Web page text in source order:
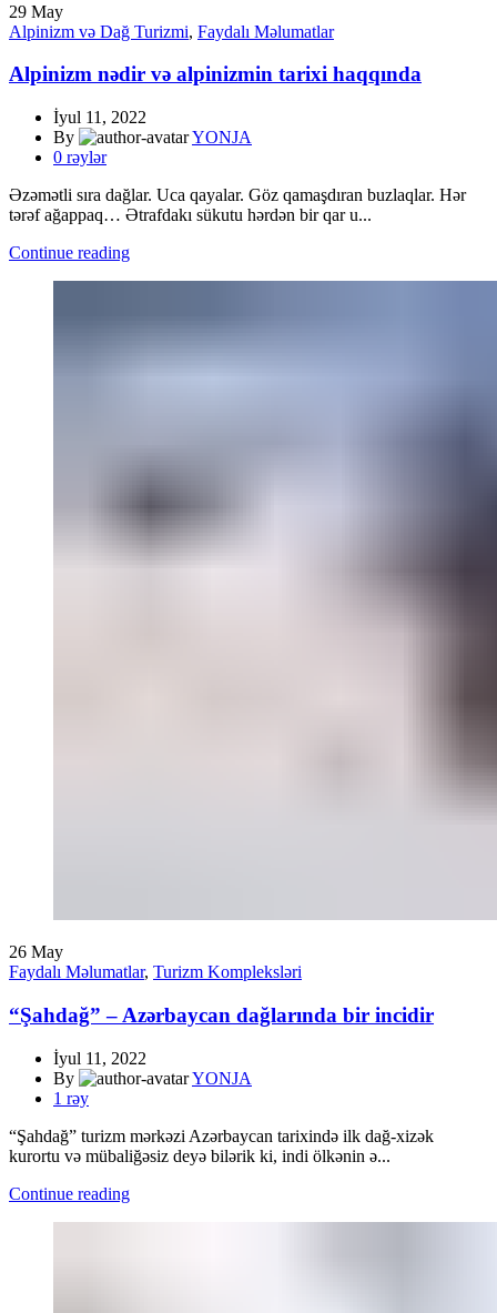
29 May
Alpinizm və Dağ Turizmi, Faydalı Məlumatlar
Alpinizm nədir və alpinizmin tarixi haqqında
İyul 11, 2022
By
YONJA
0 rəylər
Əzəmətli sıra dağlar. Uca qayalar. Göz qamaşdıran buzlaqlar. Hər
tərəf ağappaq… Ətrafdakı sükutu hərdən bir qar u...
Continue reading
26 May
Faydalı Məlumatlar, Turizm Kompleksləri
“Şahdağ” – Azərbaycan dağlarında bir incidir
İyul 11, 2022
By
YONJA
1 rəy
“Şahdağ” turizm mərkəzi Azərbaycan tarixində ilk dağ-xizək
kurortu və mübaliğəsiz deyə bilərik ki, indi ölkənin ə...
Continue reading